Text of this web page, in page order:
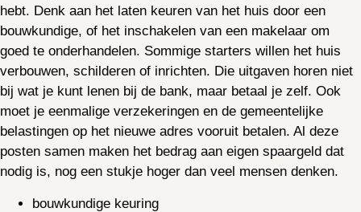
hebt. Denk aan het laten keuren van het huis door een
bouwkundige, of het inschakelen van een makelaar om
goed te onderhandelen. Sommige starters willen het huis
verbouwen, schilderen of inrichten. Die uitgaven horen niet
bij wat je kunt lenen bij de bank, maar betaal je zelf. Ook
moet je eenmalige verzekeringen en de gemeentelijke
belastingen op het nieuwe adres vooruit betalen. Al deze
posten samen maken het bedrag aan eigen spaargeld dat
nodig is, nog een stukje hoger dan veel mensen denken.
bouwkundige keuring